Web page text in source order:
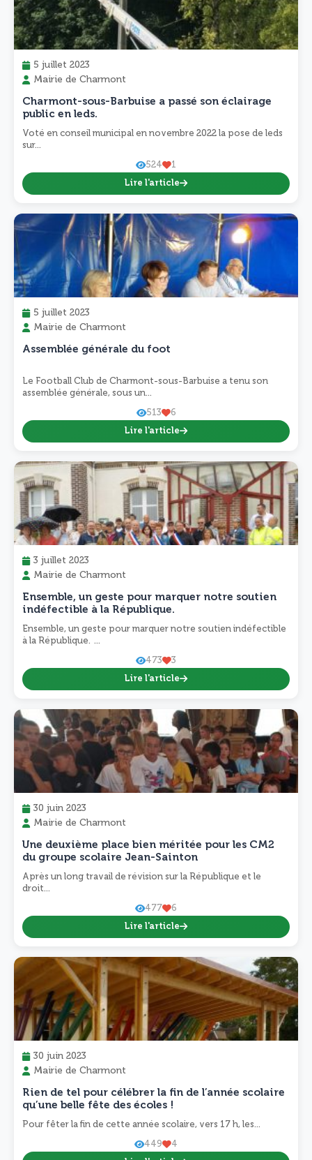
5 juillet 2023
Mairie de Charmont
Charmont-sous-Barbuise a passé son éclairage
public en leds.
Voté en conseil municipal en novembre 2022 la pose de leds
sur...
524
1
Lire l'article
5 juillet 2023
Mairie de Charmont
Assemblée générale du foot
Le Football Club de Charmont-sous-Barbuise a tenu son
assemblée générale, sous un...
513
6
Lire l'article
3 juillet 2023
Mairie de Charmont
Ensemble, un geste pour marquer notre soutien
indéfectible à la République.
Ensemble, un geste pour marquer notre soutien indéfectible
à la République. ...
473
3
Lire l'article
30 juin 2023
Mairie de Charmont
Une deuxième place bien méritée pour les CM2
du groupe scolaire Jean-Sainton
Après un long travail de révision sur la République et le
droit...
477
6
Lire l'article
30 juin 2023
Mairie de Charmont
Rien de tel pour célébrer la fin de l’année scolaire
qu’une belle fête des écoles !
Pour fêter la fin de cette année scolaire, vers 17 h, les...
449
4